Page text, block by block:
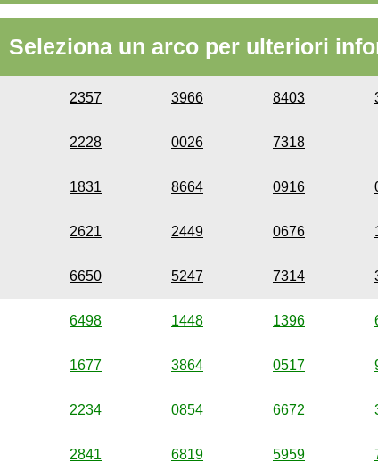
Seleziona un arco per ulteriori
2357 3966 8403
2228 0026 7318
1831 8664 0916
2621 2449 0676
6650 5247 7314
6498 1448 1396
1677 3864 0517
2234 0854 6672
2841 6819 5959